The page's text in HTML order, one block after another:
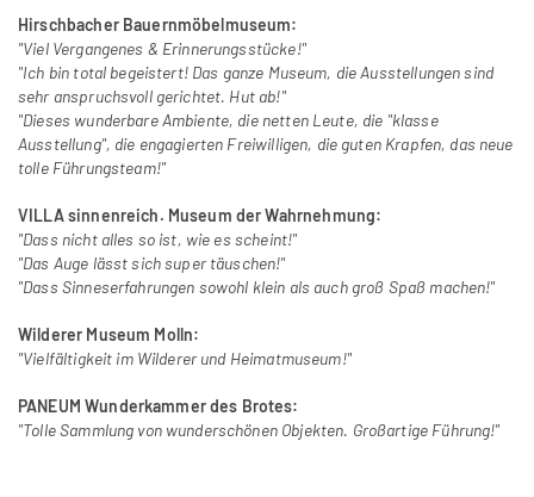
Hirschbacher Bauernmöbelmuseum:
"Viel Vergangenes & Erinnerungsstücke!"
"Ich bin total begeistert! Das ganze Museum, die Ausstellungen sind
sehr anspruchsvoll gerichtet. Hut ab!"
"Dieses wunderbare Ambiente, die netten Leute, die "klasse
Ausstellung", die engagierten Freiwilligen, die guten Krapfen, das neue
tolle Führungsteam!"
VILLA sinnenreich. Museum der Wahrnehmung:
"Dass nicht alles so ist, wie es scheint!"
"Das Auge lässt sich super täuschen!"
"Dass Sinneserfahrungen sowohl klein als auch groß Spaß machen!"
Wilderer Museum Molln:
"Vielfältigkeit im Wilderer und Heimatmuseum!"
PANEUM Wunderkammer des Brotes:
"Tolle Sammlung von wunderschönen Objekten. Großartige Führung!"